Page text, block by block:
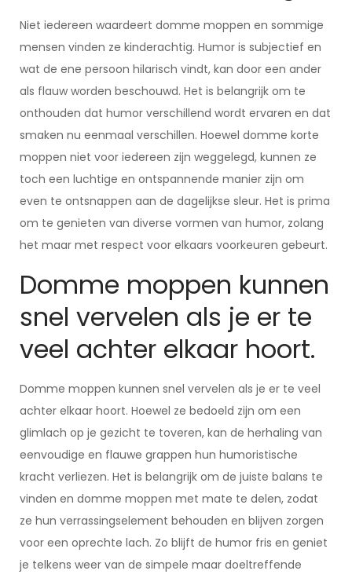
Niet iedereen waardeert domme moppen en sommige
mensen vinden ze kinderachtig. Humor is subjectief en
wat de ene persoon hilarisch vindt, kan door een ander
als flauw worden beschouwd. Het is belangrijk om te
onthouden dat humor verschillend wordt ervaren en dat
smaken nu eenmaal verschillen. Hoewel domme korte
moppen niet voor iedereen zijn weggelegd, kunnen ze
toch een luchtige en ontspannende manier zijn om
even te ontsnappen aan de dagelijkse sleur. Het is prima
om te genieten van diverse vormen van humor, zolang
het maar met respect voor elkaars voorkeuren gebeurt.
Domme moppen kunnen
snel vervelen als je er te
veel achter elkaar hoort.
Domme moppen kunnen snel vervelen als je er te veel
achter elkaar hoort. Hoewel ze bedoeld zijn om een
glimlach op je gezicht te toveren, kan de herhaling van
eenvoudige en flauwe grappen hun humoristische
kracht verliezen. Het is belangrijk om de juiste balans te
vinden en domme moppen met mate te delen, zodat
ze hun verrassingselement behouden en blijven zorgen
voor een oprechte lach. Zo blijft de humor fris en geniet
je telkens weer van de simpele maar doeltreffende